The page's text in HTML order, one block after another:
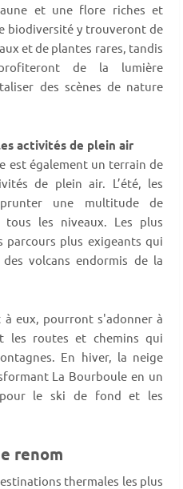
et une flore riches et
biodiversité y trouveront de
et de plantes rares, tandis
de la lumière
des scènes de nature
activités de plein air
est également un terrain de
de plein air. L’été, les
une multitude de
tous les niveaux. Les plus
parcours plus exigeants qui
volcans endormis de la
à eux, pourront s'adonner à
les routes et chemins qui
En hiver, la neige
La Bourboule en un
le ski de fond et les
renom
thermales les plus